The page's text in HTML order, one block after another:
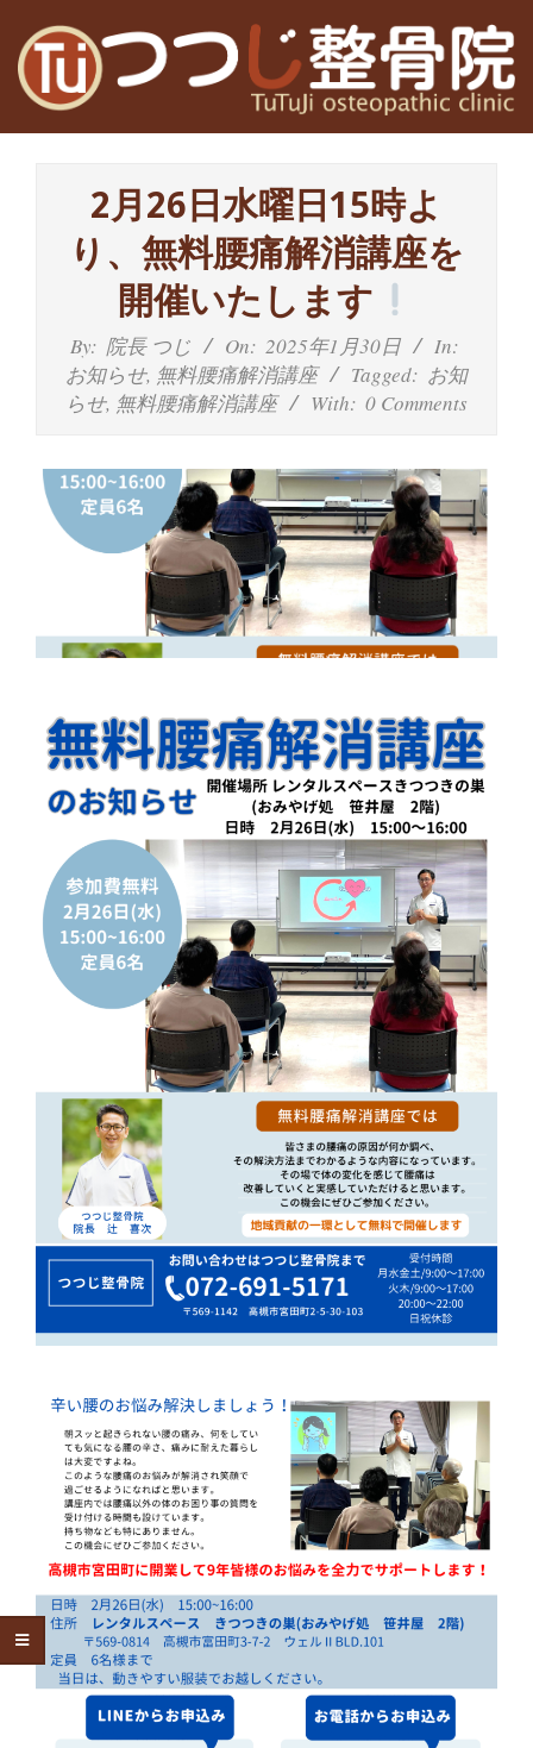
content
高
木
の
整
肩
こ
り
腰
痛
坐
骨
神
痛
は
つ
つ
じ
整
骨
院
2月26日水曜日15時よ
り、無料腰痛解消講座を
開催いたします
By: 院長 つじ On: 2025年1月30日
In:
お知らせ, 無料腰痛解消講座 Tagged: お知
らせ, 無料腰痛解消講座 With: 0 Comments